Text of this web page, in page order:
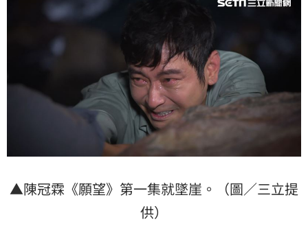
▲陳冠霖《願望》第一集就墜崖。（圖／三立提
供）